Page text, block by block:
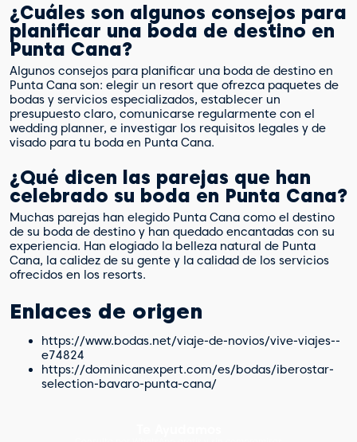
¿Cuáles son algunos consejos para
planificar una boda de destino en
Punta Cana?
Algunos consejos para planificar una boda de destino en
Punta Cana son: elegir un resort que ofrezca paquetes de
bodas y servicios especializados, establecer un
presupuesto claro, comunicarse regularmente con el
wedding planner, e investigar los requisitos legales y de
visado para tu boda en Punta Cana.
¿Qué dicen las parejas que han
celebrado su boda en Punta Cana?
Muchas parejas han elegido Punta Cana como el destino
de su boda de destino y han quedado encantadas con su
experiencia. Han elogiado la belleza natural de Punta
Cana, la calidez de su gente y la calidad de los servicios
ofrecidos en los resorts.
Enlaces de origen
https://www.bodas.net/viaje-de-novios/vive-viajes--
e74824
https://dominicanexpert.com/es/bodas/iberostar-
selection-bavaro-punta-cana/